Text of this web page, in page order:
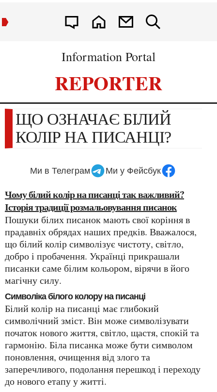
Information Portal
REPORTER
ЩО ОЗНАЧАЄ БІЛИЙ
КОЛІР НА ПИСАНЦІ?
Ми в Телеграм Ми у Фейсбук
Чому білий колір на писанці так важливий?
Історія традиції розмальовування писанок
Пошуки білих писанок мають свої коріння в
прадавніх обрядах наших предків. Вважалося,
що білий колір символізує чистоту, світло,
добро і пробачення. Українці прикрашали
писанки саме білим кольором, вірячи в його
магічну силу.
Символіка білого колору на писанці
Білий колір на писанці має глибокий
символічний зміст. Він може символізувати
початок нового життя, світло, щастя, спокій та
гармонію. Біла писанка може бути символом
поновлення, очищення від злого та
заперечливого, подолання перешкод і переходу
до нового етапу у житті.